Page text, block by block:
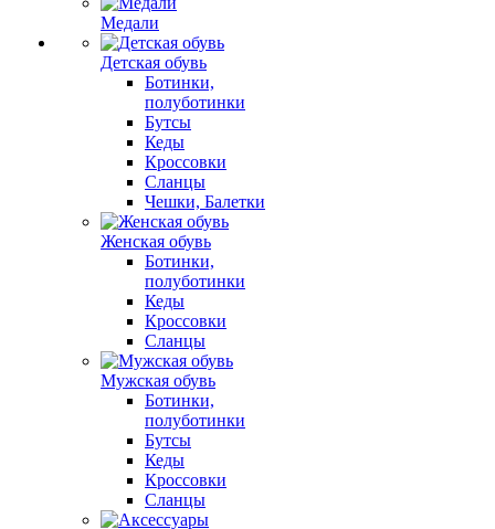
Медали
Детская обувь
Ботинки,
полуботинки
Бутсы
Кеды
Кроссовки
Сланцы
Чешки, Балетки
Женская обувь
Ботинки,
полуботинки
Кеды
Кроссовки
Сланцы
Мужская обувь
Ботинки,
полуботинки
Бутсы
Кеды
Кроссовки
Сланцы